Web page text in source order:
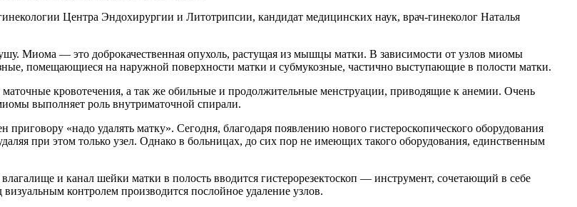
Центра Эндохирургии и Литотрипсии, кандидат медицинских наук, врач-гинеколог Наталья
Миома — это доброкачественная опухоль, растущая из мышцы матки. В зависимости от узлов миомы
помещающиеся на наружной поверхности матки и субмукозные, частично выступающие в полости матки.
кровотечения, а так же обильные и продолжительные менструации, приводящие к анемии. Очень
выполняет роль внутриматочной спирали.
«надо удалять матку». Сегодня, благодаря появлению нового гистероскопического оборудования
при этом только узел. Однако в больницах, до сих пор не имеющих такого оборудования, единственным
и канал шейки матки в полость вводится гистерорезектоскоп — инструмент, сочетающий в себе
контролем производится послойное удаление узлов.